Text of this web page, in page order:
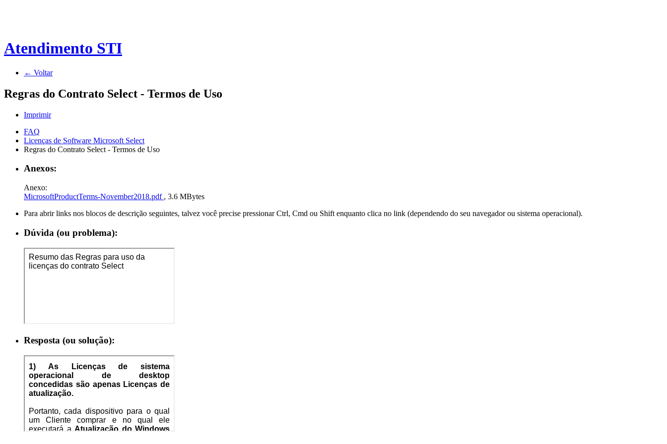
Atendimento STI
← Voltar
Regras do Contrato Select - Termos de Uso
Imprimir
FAQ
Licenças de Software Microsoft Select
Regras do Contrato Select - Termos de Uso
Anexos:
Anexo:
MicrosoftProductTerms-November2018.pdf , 3.6 MBytes
Para abrir links nos blocos de descrição seguintes, talvez você precise pressionar Ctrl, Cmd ou Shift enquanto clica no link (dependendo do seu navegador ou sistema operacional).
Dúvida (ou problema):
Resposta (ou solução):